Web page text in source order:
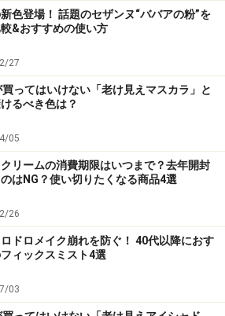
アウトドアに◎なウォータ
色登場！ 話題のセザンヌ“ババアの粉”を
&おすすめの使い方
27
ってはいけない「老け見えマスカラ」と
るべき色は？
05
リームの消費期限はいつまで？去年開封
のはNG？使い切りたくなる商品4選
26
ドロメイク崩れを防ぐ！ 40代以降におす
ィックスミスト4選
03